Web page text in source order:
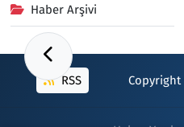
Haber Arşivi
RSS Copyright